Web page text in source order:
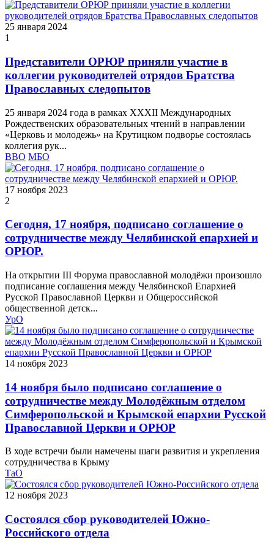
25 января 2024
1
Представители ОРЮР приняли участие в
коллегии руководителей отрядов Братства
Православных следопытов
25 января 2024 года в рамках XXXII Международных
Рождественских образовательных чтений в направлении
«Церковь и молодежь» на Крутицком подворье состоялась
коллегия рук...
ВВО МБО
17 ноября 2023
2
Сегодня, 17 ноября, подписано соглашение о
сотрудничестве между Челябинской епархией и
ОРЮР.
На открытии III Форума православной молодёжи произошло
подписание соглашения между Челябинской Епархией
Русской Православной Церкви и Общероссийской
общественной детск...
УрО
14 ноября 2023
14 ноября было подписано соглашение о
сотрудничестве между Молодёжным отделом
Симферопольской и Крымской епархии Русской
Православной Церкви и ОРЮР
В ходе встречи были намечены шаги развития и укрепления
сотрудничества в Крыму
ТаО
12 ноября 2023
Состоялся сбор руководителей Южно-
Российского отдела